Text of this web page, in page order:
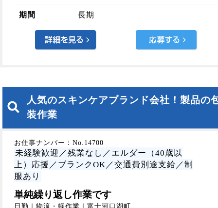
期間 長期
人気のスキンケアブランド会社！製品の
装作業
お仕事ナンバー：No.14700
未経験歓迎／残業なし／エルダー（40歳以
上）応援／ブランクOK／交通費別途支給／制
服あり
単純繰り返し作業です
日勤｜物流・軽作業｜富士河口湖町